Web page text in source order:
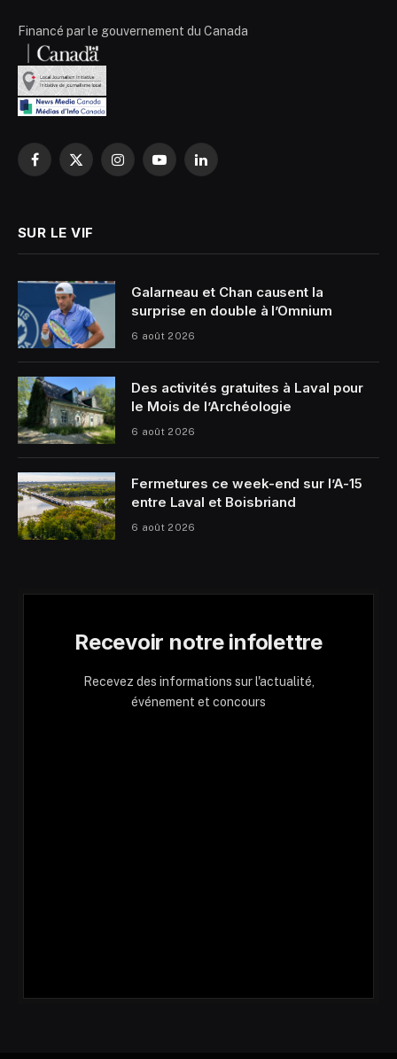
Financé par le gouvernement du Canada
Facebook
X
InstagramYouTubeLinkedIn
SUR LE VIF
Galarneau et Chan causent la
surprise en double à l’Omnium
6 août 2026
Des activités gratuites à Laval pour
le Mois de l’Archéologie
6 août 2026
Fermetures ce week-end sur l’A-15
entre Laval et Boisbriand
6 août 2026
Recevoir notre infolettre
Recevez des informations sur l'actualité,
événement et concours